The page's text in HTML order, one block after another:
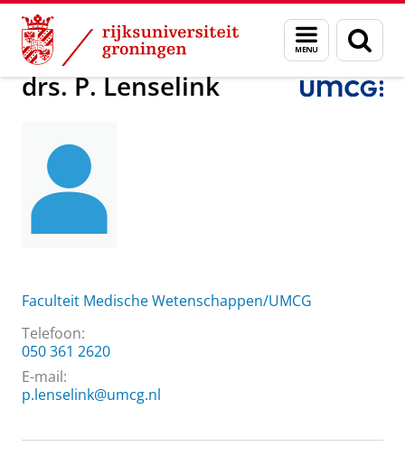
Skip
Content
Skip
Navigation
Menu
en
zoeken
Over ons drs. P. Lenselink
drs. P. Lenselink
Faculteit Medische Wetenschappen/UMCG
Telefoon:
050 361 2620
E-mail:
p.lenselink@umcg.nl